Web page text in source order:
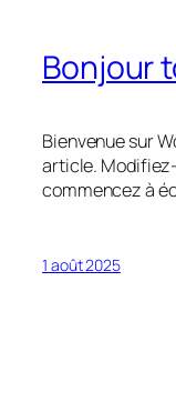
Bonjour
Bienvenue sur
article.
commencez à
1 août 2025